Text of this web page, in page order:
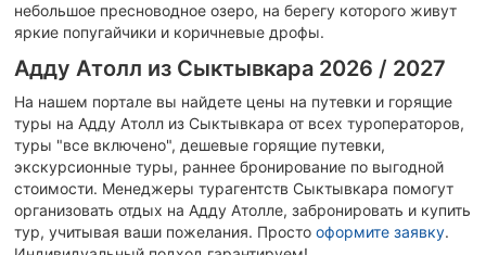
небольшое пресноводное озеро, на берегу которого живут
яркие попугайчики и коричневые дрофы.
Адду Атолл из Сыктывкара 2026 / 2027
На нашем портале вы найдете цены на путевки и горящие
туры на Адду Атолл из Сыктывкара от всех туроператоров,
туры "все включено", дешевые горящие путевки,
экскурсионные туры, раннее бронирование по выгодной
стоимости. Менеджеры турагентств Сыктывкара помогут
организовать отдых на Адду Атолле, забронировать и купить
тур, учитывая ваши пожелания. Просто оформите заявку.